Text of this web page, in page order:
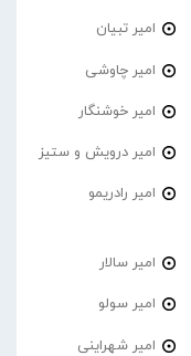
امیر تبیان
امیر چاوشی
امیر خوشنگار
امیر درویش و ستیز
امیر رادریمو
امیر سالار
امیر سولو
امیر شهراینی